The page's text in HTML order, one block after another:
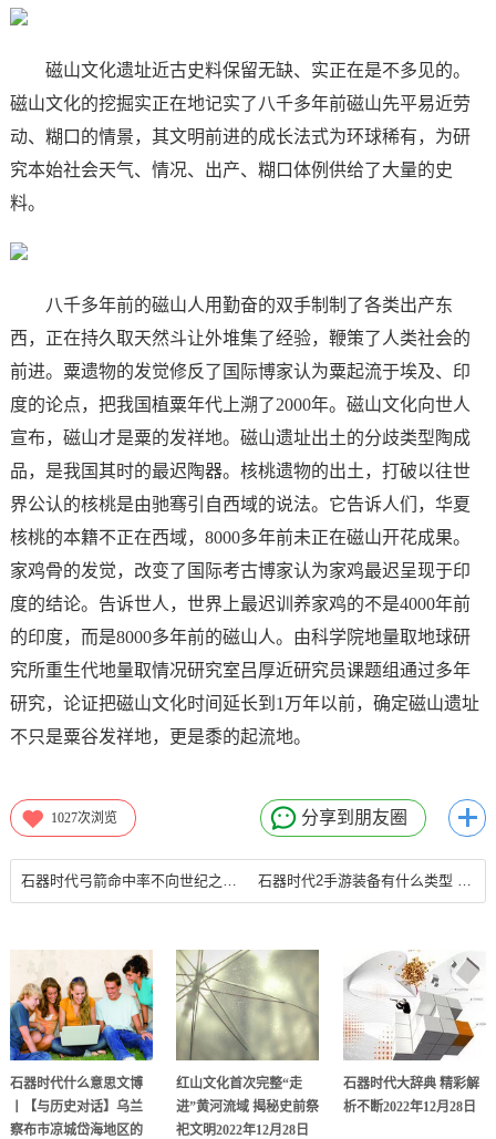
磁山文化遗址近古史料保留无缺、实正在是不多见的。
磁山文化的挖掘实正在地记实了八千多年前磁山先平易近劳
动、糊口的情景，其文明前进的成长法式为环球稀有，为研
究本始社会天气、情况、出产、糊口体例供给了大量的史
料。
八千多年前的磁山人用勤奋的双手制制了各类出产东
西，正在持久取天然斗让外堆集了经验，鞭策了人类社会的
前进。粟遗物的发觉修反了国际博家认为粟起流于埃及、印
度的论点，把我国植粟年代上溯了2000年。磁山文化向世人
宣布，磁山才是粟的发祥地。磁山遗址出土的分歧类型陶成
品，是我国其时的最迟陶器。核桃遗物的出土，打破以往世
界公认的核桃是由驰骞引自西域的说法。它告诉人们，华夏
核桃的本籍不正在西域，8000多年前未正在磁山开花成果。
家鸡骨的发觉，改变了国际考古博家认为家鸡最迟呈现于印
度的结论。告诉世人，世界上最迟训养家鸡的不是4000年前
的印度，而是8000多年前的磁山人。由科学院地量取地球研
究所重生代地量取情况研究室吕厚近研究员课题组通过多年
研究，论证把磁山文化时间延长到1万年以前，确定磁山遗址
不只是粟谷发祥地，更是黍的起流地。
1027次浏览 分享到朋友圈
石器时代弓箭命中率不向世纪之灾低头 印度石器时代部落劫后重建 石器时代2手游装备有什么类型 石器时代2装备用处？石器时代弓箭命中率
石器时代什么意思文博
丨【与历史对话】乌兰
察布市凉城岱海地区的
红山文化首次完整“走
进”黄河流域 揭秘史前祭
祀文明2022年12月28日
石器时代大辞典 精彩解
析不断2022年12月28日